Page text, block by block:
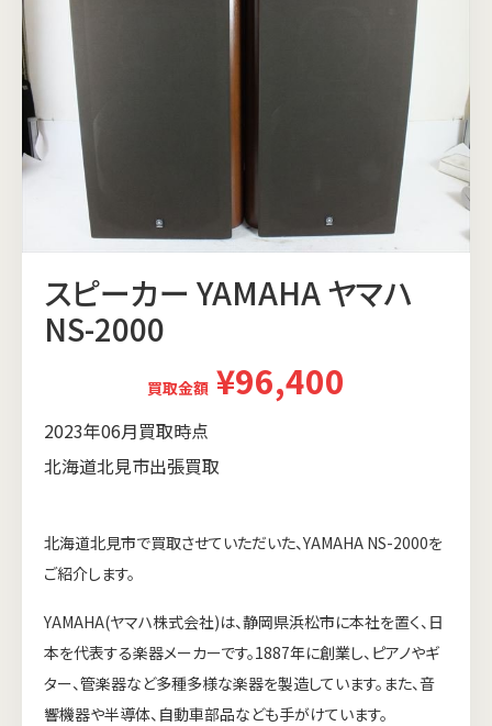
スピーカー YAMAHA ヤマハ
NS-2000
買取金額 ¥96,400
2023年06月買取時点
北海道北見市出張買取
北海道北見市で買取させていただいた、YAMAHA NS-2000を
ご紹介します。
YAMAHA(ヤマハ株式会社)は、静岡県浜松市に本社を置く、日
本を代表する楽器メーカーです。1887年に創業し、ピアノやギ
ター、管楽器など多種多様な楽器を製造しています。また、音
響機器や半導体、自動車部品なども手がけています。